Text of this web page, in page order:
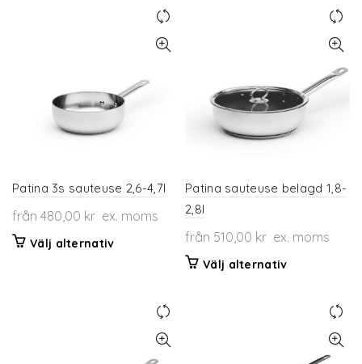
Patina 3s sauteuse 2,6-4,7l
från 480,00 kr ex. moms
Välj alternativDen
varianter.
Patina sauteuse belagd 1,8-
2,8l
från 510,00 kr ex. moms
Välj alternativDen
varianter.